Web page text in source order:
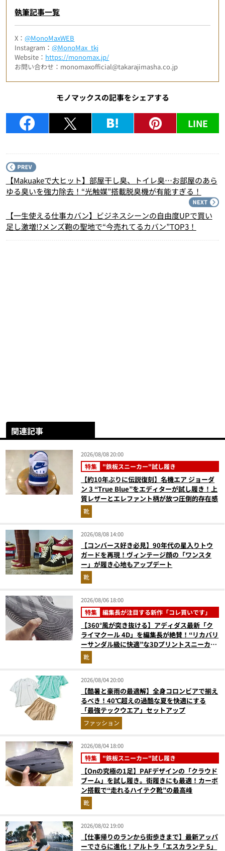
執筆記事一覧
X：@MonoMaxWEB
Instagram：@MonoMax_tkj
Website： https://monomax.jp/
お問い合わせ：monomaxofficial@takarajimasha.co.jp
モノマックスの記事をシェアする
LINE
【Makuakeで大ヒット】部屋干し臭、トイレ臭…お部屋のあら
ゆる臭いを強力除去！“光触媒”搭載脱臭機が有能すぎる！
【一生使える仕事カバン】ビジネスシーンの自由度UPで買い
足し激増!?メンズ鞄の聖地で“今売れてるカバン”TOP3！
関連記事
2026/08/08 20:00
特集 "鉄板スニーカー"試し履き
【約10年ぶりに伝説復刻】名機エア ジョーダ
ン 3 “True Blue”をエディターが試し履き！上
質レザーとエレファント柄が放つ圧倒的存在感
靴
2026/08/08 14:00
【コンバース好き必見】90年代の星入りトウ
ガードを再現！ヴィンテージ顔の「ワンスタ
ー」が履き心地もアップデート
靴
2026/08/06 18:00
特集 編集長が注目する新作「コレ買いです」
【360°風が突き抜ける】アディダス最新「ク
ライマクール 4D」を編集長が絶賛！“リカバリ
ーサンダル級に快適”な3Dプリントスニーカー
『コレ買いです』Vol.173
靴
2026/08/04 20:00
【酷暑と豪雨の最適解】全身コロンビアで揃え
るべき！40℃超えの過酷な夏を快適にする
「最強テックウエア」セットアップ
ファッション
2026/08/04 18:00
特集 "鉄板スニーカー"試し履き
【Onの究極の1足】PAFデザインの「クラウド
ブーム」を試し履き。街履きにも最適！カーボ
ン搭載で“走れるハイテク靴”の最高峰
靴
2026/08/02 19:00
【仕事帰りのランから街歩きまで】最新アッパ
ーでさらに進化！アルトラ「エスカランテ 5」